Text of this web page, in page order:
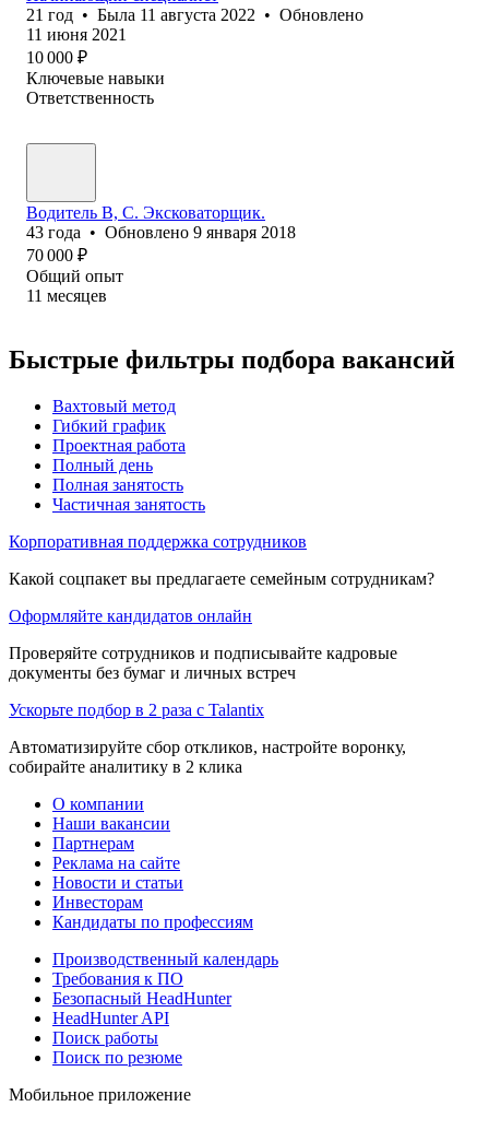
21 год • Была 11 августа 2022 • Обновлено
11 июня 2021
10 000 ₽
Ключевые навыки
Ответственность
Водитель В, С. Эксковаторщик.
43 года • Обновлено 9 января 2018
70 000 ₽
Общий опыт
11 месяцев
Быстрые фильтры подбора вакансий
Вахтовый метод
Гибкий график
Проектная работа
Полный день
Полная занятость
Частичная занятость
Корпоративная поддержка сотрудников
Какой соцпакет вы предлагаете семейным сотрудникам?
Оформляйте кандидатов онлайн
Проверяйте сотрудников и подписывайте кадровые
документы без бумаг и личных встреч
Ускорьте подбор в 2 раза с Talantix
Автоматизируйте сбор откликов, настройте воронку,
собирайте аналитику в 2 клика
О компании
Наши вакансии
Партнерам
Реклама на сайте
Новости и статьи
Инвесторам
Кандидаты по профессиям
Производственный календарь
Требования к ПО
Безопасный HeadHunter
HeadHunter API
Поиск работы
Поиск по резюме
Мобильное приложение